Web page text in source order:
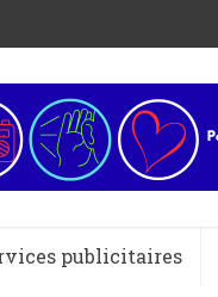
publicitaires